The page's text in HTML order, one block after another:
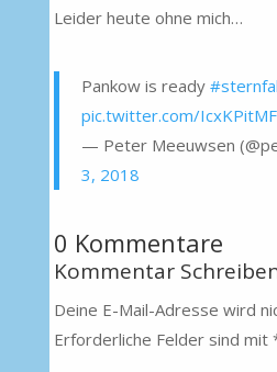
Leider heute ohne mich…
Pankow is ready
pic.twitter.com/
— Peter Meeuwsen
3, 2018
0 Kommentare
Kommentar
Deine E-Mail-Adresse wird
Erforderliche Felder sind mit